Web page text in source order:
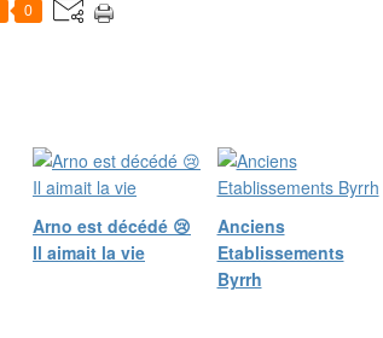
0
Arno est décédé 😢
Il aimait la vie
Anciens
Etablissements
Byrrh